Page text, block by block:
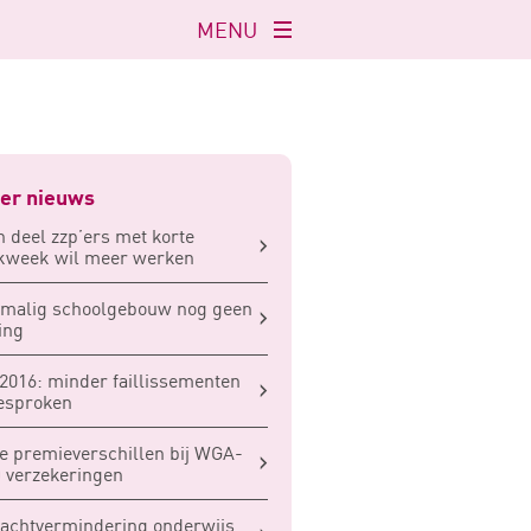
Navigatie
openen
MENU
nieuws
deel zzp’ers met korte
wil meer werken
schoolgebouw nog geen
minder faillissementen
premieverschillen bij WGA-
verzekeringen
onderwijs